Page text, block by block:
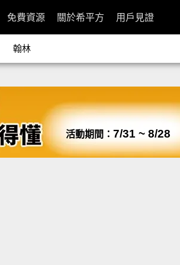
免費資源 關於希平方 用戶見證
翰林
活動期間： 7/31 ~ 8/28